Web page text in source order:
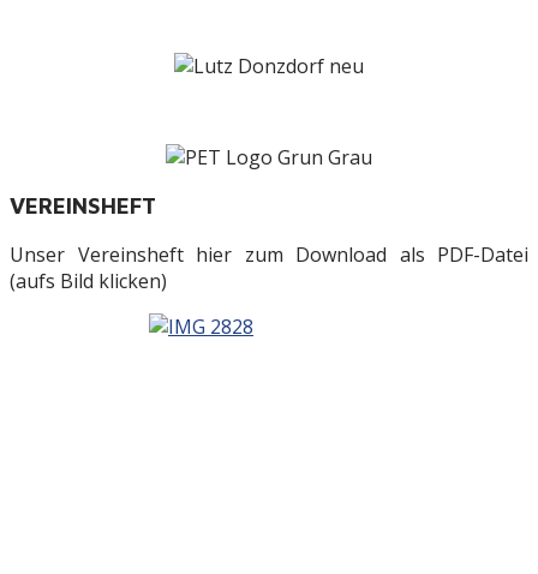
VEREINSHEFT
Unser Vereinsheft hier zum Download als PDF-Datei
(aufs Bild klicken)